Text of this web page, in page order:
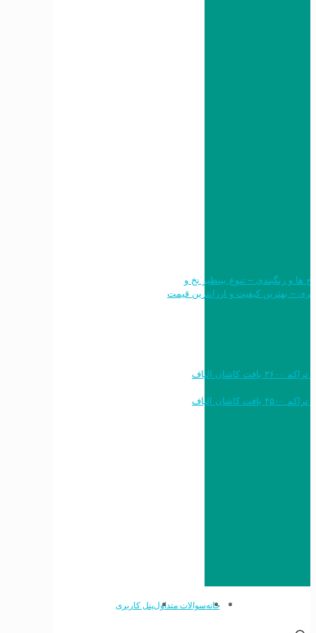
طرح ها و رنگبندی – تنوع بینظیر نخ و
خرید به قیمت فرش ماشینی ۱۲۰۰ شانه تراکم ۳۶۰۰ بافت کاشان الیاف
خرید به قیمت فرش ماشینی ۱۵۰۰ شانه تراکم ۴۵۰۰ بافت کاشان الیاف
خانهسوالات متداولپنل کاربری